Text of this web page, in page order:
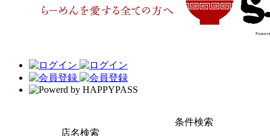
店名検索
条件検索